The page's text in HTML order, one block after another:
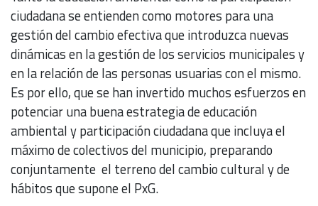
ciudadana se entienden como motores para una
gestión del cambio efectiva que introduzca nuevas
dinámicas en la gestión de los servicios municipales y
en la relación de las personas usuarias con el mismo.
Es por ello, que se han invertido muchos esfuerzos en
potenciar una buena estrategia de educación
ambiental y participación ciudadana que incluya el
máximo de colectivos del municipio, preparando
conjuntamente el terreno del cambio cultural y de
hábitos que supone el PxG.